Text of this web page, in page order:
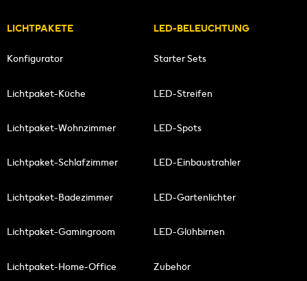
LICHTPAKETE
Konfigurator
Lichtpaket-Küche
Lichtpaket-Wohnzimmer
Lichtpaket-Schlafzimmer
Lichtpaket-Badezimmer
Lichtpaket-Gamingroom
Lichtpaket-Home-Office
LED-BELEUCHTUNG
Starter Sets
LED-Streifen
LED-Spots
LED-Einbaustrahler
LED-Gartenlichter
LED-Glühbirnen
Zubehör